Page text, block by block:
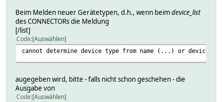
Beim Melden neuer Gerätetypen, d.h., wenn beimdevice_list
des CONNECTORs die Meldung
[/list]
Code Auswählen
cannot determine device type from name (...) or
augegeben wird, bitte - falls nicht schon geschehen - die
Ausgabe von
Code Auswählen